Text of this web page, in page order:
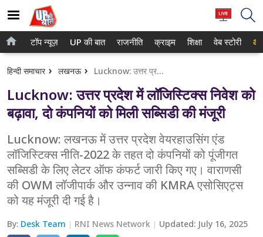
होम
टॉप न्यूज़
UP की बात
क्राइम
शिक्षा
वेब स्टोरी
टॉप न्यूज़ UP की बात राजनीति क्राइम शिक्षा वेब स्टोरी
हिन्दी समाचार लखनऊ Lucknow: उत्तर प्रदेश में लॉजिस्टिक्स निवेश को बढ़ावा, दो कंपनियों को मिली सब्सिडी की मंजूरी
Lucknow: उत्तर प्रदेश में लॉजिस्टिक्स निवेश को
बढ़ावा, दो कंपनियों को मिली सब्सिडी की मंजूरी
Lucknow: लखनऊ में उत्तर प्रदेश वेयरहाउसिंग एंड
लॉजिस्टिक्स नीति-2022 के तहत दो कंपनियों को पूंजीगत
सब्सिडी के लिए लेटर ऑफ कंफर्ट जारी किए गए। वाराणसी
की OWM लॉजीपार्क और उन्नाव की KMRA एसोसिएट्स
को यह मंजूरी दी गई है।
By: Desk Team RNI News Network Updated: July 16, 2025
गाजियाबाद
लखनऊ
वाराणसी
आगरा
अयोध्या
अलीगढ़